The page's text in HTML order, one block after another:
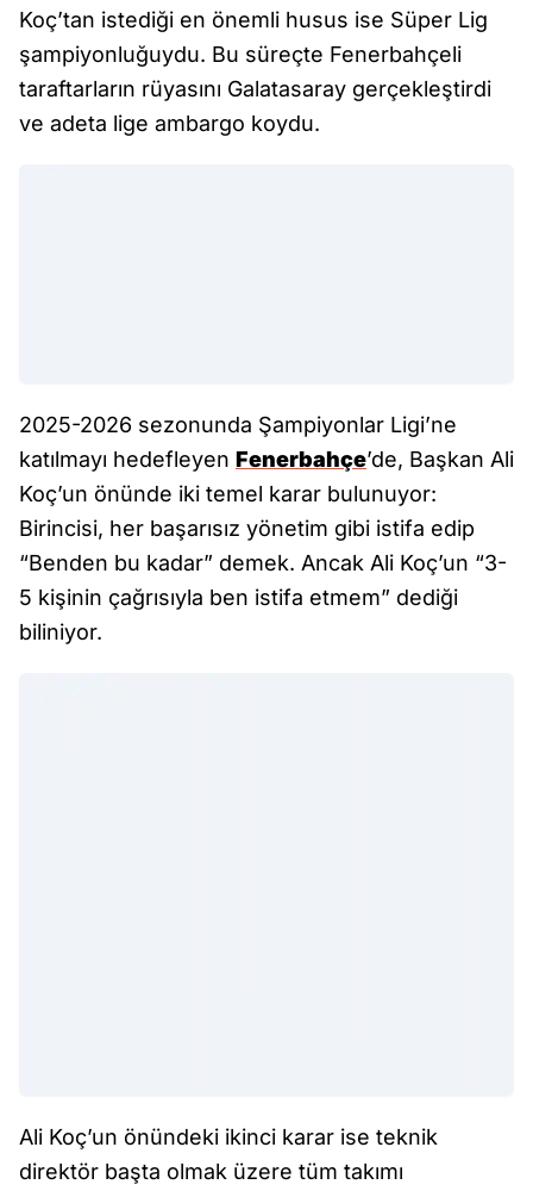
Koç’tan istediği en önemli husus ise Süper Lig
şampiyonluğuydu. Bu süreçte Fenerbahçeli
taraftarların rüyasını Galatasaray gerçekleştirdi
ve adeta lige ambargo koydu.
2025-2026 sezonunda Şampiyonlar Ligi’ne
katılmayı hedefleyen Fenerbahçe’de, Başkan Ali
Koç’un önünde iki temel karar bulunuyor:
Birincisi, her başarısız yönetim gibi istifa edip
“Benden bu kadar” demek. Ancak Ali Koç’un “3-
5 kişinin çağrısıyla ben istifa etmem” dediği
biliniyor.
Ali Koç’un önündeki ikinci karar ise teknik
direktör başta olmak üzere tüm takımı